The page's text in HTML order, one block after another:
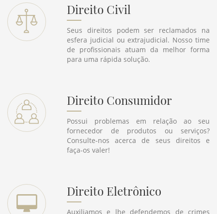
Direito Civil
Seus direitos podem ser reclamados na
esfera judicial ou extrajudicial. Nosso time
de profissionais atuam da melhor forma
para uma rápida solução.
Direito Consumidor
Possui problemas em relação ao seu
fornecedor de produtos ou serviços?
Consulte-nos acerca de seus direitos e
faça-os valer!
Direito Eletrônico
Auxiliamos e lhe defendemos de crimes